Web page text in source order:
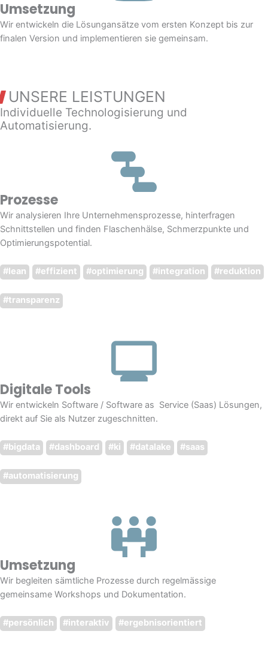
Umsetzung
Wir entwickeln die Lösungansätze vom ersten Konzept bis zur
finalen Version und implementieren sie gemeinsam.
UNSERE LEISTUNGEN
Individuelle Technologisierung und
Automatisierung.
Prozesse
Wir analysieren Ihre Unternehmensprozesse, hinterfragen
Schnittstellen und finden Flaschenhälse, Schmerzpunkte und
Optimierungspotential.
#lean #effizient #optimierung #integration #reduktion
#transparenz
Digitale Tools
Wir entwickeln Software / Software as Service (Saas) Lösungen,
direkt auf Sie als Nutzer zugeschnitten.
#bigdata #dashboard #ki #datalake #saas
#automatisierung
Umsetzung
Wir begleiten sämtliche Prozesse durch regelmässige
gemeinsame Workshops und Dokumentation.
#persönlich #interaktiv #ergebnisorientiert